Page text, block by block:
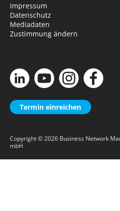
Impressum
Datenschutz
Mediadaten
Zustimmung ändern
Termin einreichen
Copyright © 2026 Business Network
mbH